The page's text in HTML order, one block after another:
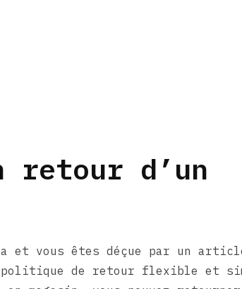
retour d’un
et vous êtes déçue par un
politique de retour flexible et